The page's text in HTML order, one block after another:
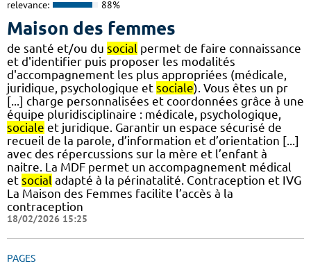
relevance: 88%
Maison des femmes
de santé et/ou du social permet de faire connaissance
et d'identifier puis proposer les modalités
d'accompagnement les plus appropriées (médicale,
juridique, psychologique et sociale). Vous êtes un pr
[...] charge personnalisées et coordonnées grâce à une
équipe pluridisciplinaire : médicale, psychologique,
sociale et juridique. Garantir un espace sécurisé de
recueil de la parole, d’information et d’orientation [...]
avec des répercussions sur la mère et l’enfant à
naitre. La MDF permet un accompagnement médical
et social adapté à la périnatalité. Contraception et IVG
La Maison des Femmes facilite l’accès à la
contraception
18/02/2026 15:25
PAGES